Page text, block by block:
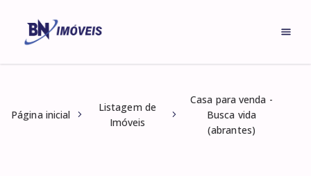
Página inicial
Listagem de
Imóveis
Casa para venda -
Busca vida
(abrantes)